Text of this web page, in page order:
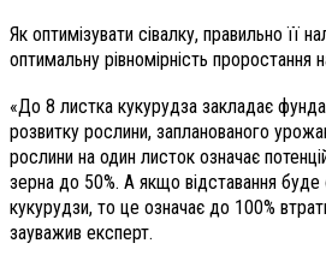
Як оптимізувати сівалку, правильно її
оптимальну рівномірність проростання
«До 8 листка кукурудза закладає
розвитку рослини, запланованого
рослини на один листок означає
зерна до 50%. А якщо відставання буде
кукурудзи, то це означає до 100%
зауважив експерт.